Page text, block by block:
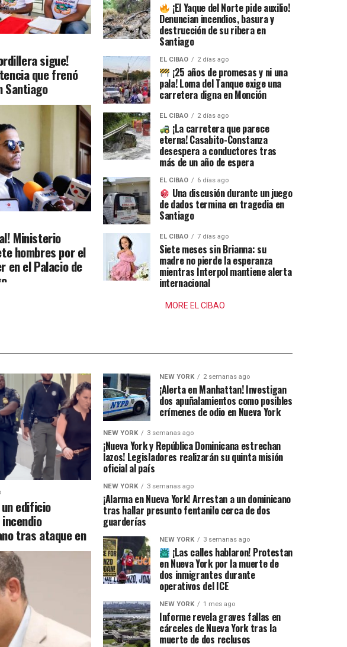
sigue!
que frenó
Santiago
Ministerio
hombres por el
en el Palacio de
¡El Yaque del Norte pide auxilio!
Denuncian incendios, basura y
destrucción de su ribera en
Santiago
EL CIBAO 2 días ago
¡25 años de promesas y ni una
pala! Loma del Tanque exige una
carretera digna en Monción
EL CIBAO 2 días ago
¡La carretera que parece
eterna! Casabito-Constanza
desespera a conductores tras
más de un año de espera
EL CIBAO 6 días ago
Una discusión durante un juego
de dados termina en tragedia en
Santiago
EL CIBAO 7 días ago
Siete meses sin Brianna: su
madre no pierde la esperanza
mientras Interpol mantiene alerta
internacional
MORE EL CIBAO
edificio
tras ataque en
NEW YORK 2 semanas ago
¡Alerta en Manhattan! Investigan
dos apuñalamientos como posibles
crímenes de odio en Nueva York
NEW YORK 3 semanas ago
¡Nueva York y República Dominicana estrechan
lazos! Legisladores realizarán su quinta misión
oficial al país
NEW YORK 3 semanas ago
¡Alarma en Nueva York! Arrestan a un dominicano
tras hallar presunto fentanilo cerca de dos
guarderías
NEW YORK 3 semanas ago
¡Las calles hablaron! Protestan
en Nueva York por la muerte de
dos inmigrantes durante
operativos del ICE
NEW YORK 1 mes ago
Informe revela graves fallas en
cárceles de Nueva York tras la
muerte de dos reclusos